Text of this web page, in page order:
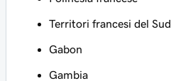
Territori francesi del Sud
Gabon
Gambia